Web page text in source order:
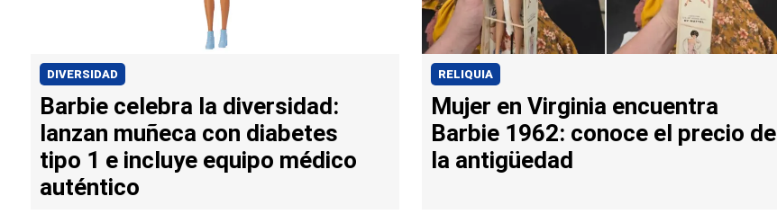
DIVERSIDAD
Barbie celebra la diversidad:
lanzan muñeca con diabetes
tipo 1 e incluye equipo médico
auténtico
RELIQUIA
Mujer en Virginia encuentra
Barbie 1962: conoce el precio de
la antigüedad